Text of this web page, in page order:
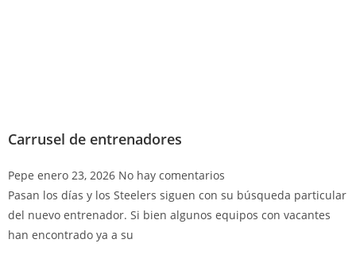
Carrusel de entrenadores
Pepe enero 23, 2026 No hay comentarios
Pasan los días y los Steelers siguen con su búsqueda particular
del nuevo entrenador. Si bien algunos equipos con vacantes
han encontrado ya a su